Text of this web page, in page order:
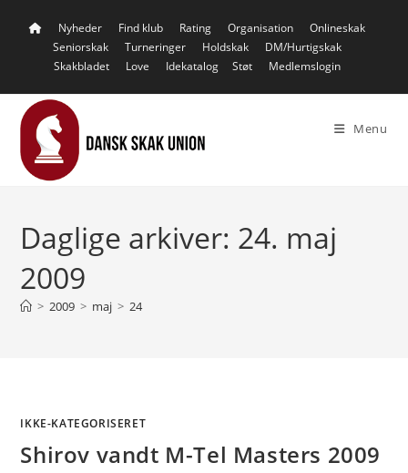
Nyheder Find klub Rating Organisation
Onlineskak
Seniorskak
Turneringer Holdskak
DM/Hurtigskak
Skakbladet
Love Idekatalog Støt Medlemslogin
Menu
Daglige arkiver: 24. maj
2009
> 2009 > maj > 24
IKKE-KATEGORISERET
Shirov vandt M-Tel Masters 2009